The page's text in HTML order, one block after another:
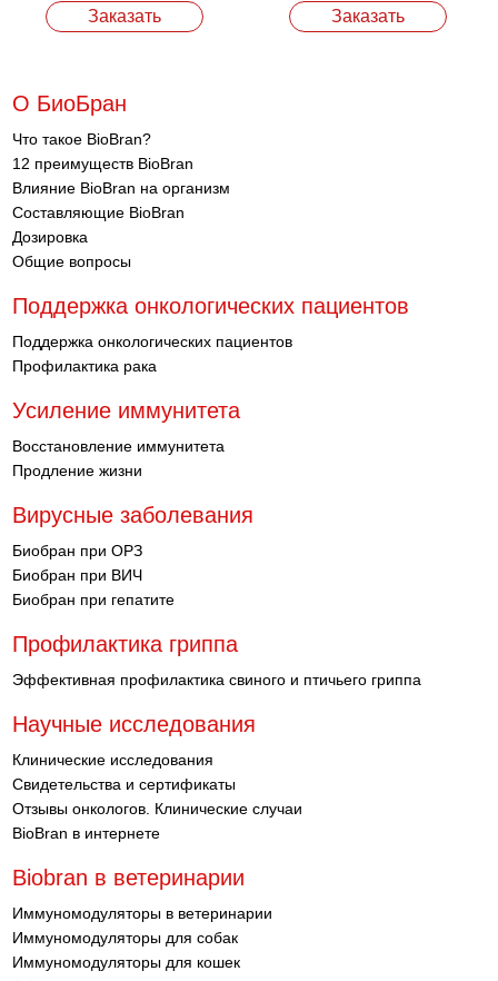
Заказать Заказать
О БиоБран
Что такое BioBran?
12 преимуществ BioBran
Влияние BioBran на организм
Составляющие BioBran
Дозировка
Общие вопросы
Поддержка онкологических пациентов
Поддержка онкологических пациентов
Профилактика рака
Усиление иммунитета
Восстановление иммунитета
Продление жизни
Вирусные заболевания
Биобран при ОРЗ
Биобран при ВИЧ
Биобран при гепатите
Профилактика гриппа
Эффективная профилактика свиного и птичьего гриппа
Научные исследования
Клинические исследования
Свидетельства и сертификаты
Отзывы онкологов. Клинические случаи
BioBran в интернете
Biobran в ветеринарии
Иммуномодуляторы в ветеринарии
Иммуномодуляторы для собак
Иммуномодуляторы для кошек